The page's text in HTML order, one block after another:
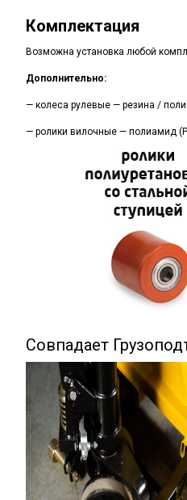
Комплектация
Возможна установка любой
Дополнительно:
— колеса рулевые — резина /
— ролики вилочные — полиамид
Совпадает